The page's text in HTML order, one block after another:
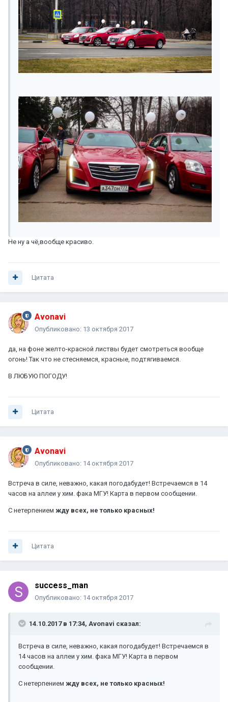
Не ну а чё,вообще красиво.
Цитата
Avonavi
Опубликовано: 13 октября 2017
да, на фоне желто-красной листвы будет смотреться вообще
огонь! Так что не стесняемся, красные, подтягиваемся.
В ЛЮБУЮ ПОГОДУ!
Цитата
Avonavi
Опубликовано: 14 октября 2017
Встреча в силе, неважно, какая погодабудет! Встречаемся в 14
часов на аллеи у хим. фака МГУ! Карта в первом сообщении.
С нетерпением жду всех, не только красных!
Цитата
success_man
Опубликовано: 14 октября 2017
14.10.2017 в 17:34, Avonavi сказал:
Встреча в силе, неважно, какая погодабудет! Встречаемся в
14 часов на аллеи у хим. фака МГУ! Карта в первом
сообщении.
С нетерпением жду всех, не только красных!